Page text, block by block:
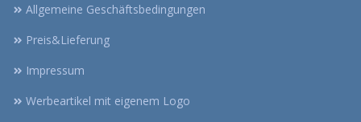
Allgemeine Geschäftsbedingungen
Preis&Lieferung
Impressum
Werbeartikel mit eigenem Logo